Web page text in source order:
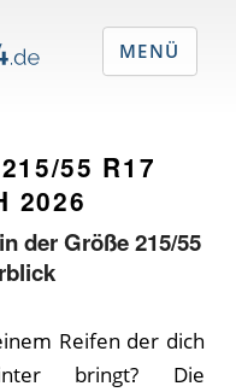
55 R17
2026
der Größe 215/55
Rei­fen der dich
bringt? Die
MENÜ